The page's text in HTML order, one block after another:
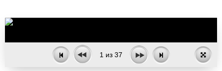
1 из 37